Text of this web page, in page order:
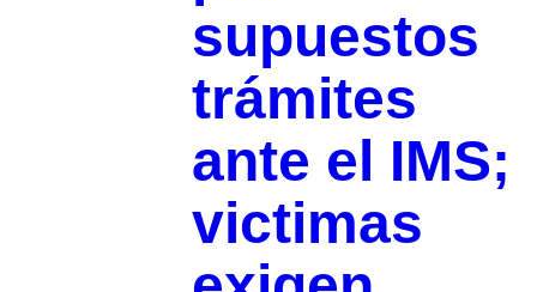
supuestos
trámites
ante el IMS;
victimas